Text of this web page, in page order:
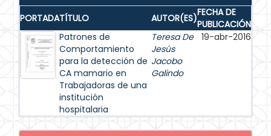
PORTADATÍTULO AUTOR(ES)FECHA DE
PUBLICACIÓN
Patrones de
Comportamiento
para la detección de
CA mamario en
Trabajadoras de una
institución
hospitalaria
Teresa De
Jesús
Jacobo
Galindo
19-abr-2016